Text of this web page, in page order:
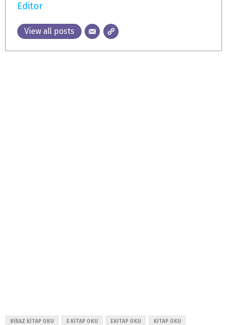
Editor
View all posts
BIRAZ KITAP OKU E KITAP OKU EKITAP OKU KITAP OKU